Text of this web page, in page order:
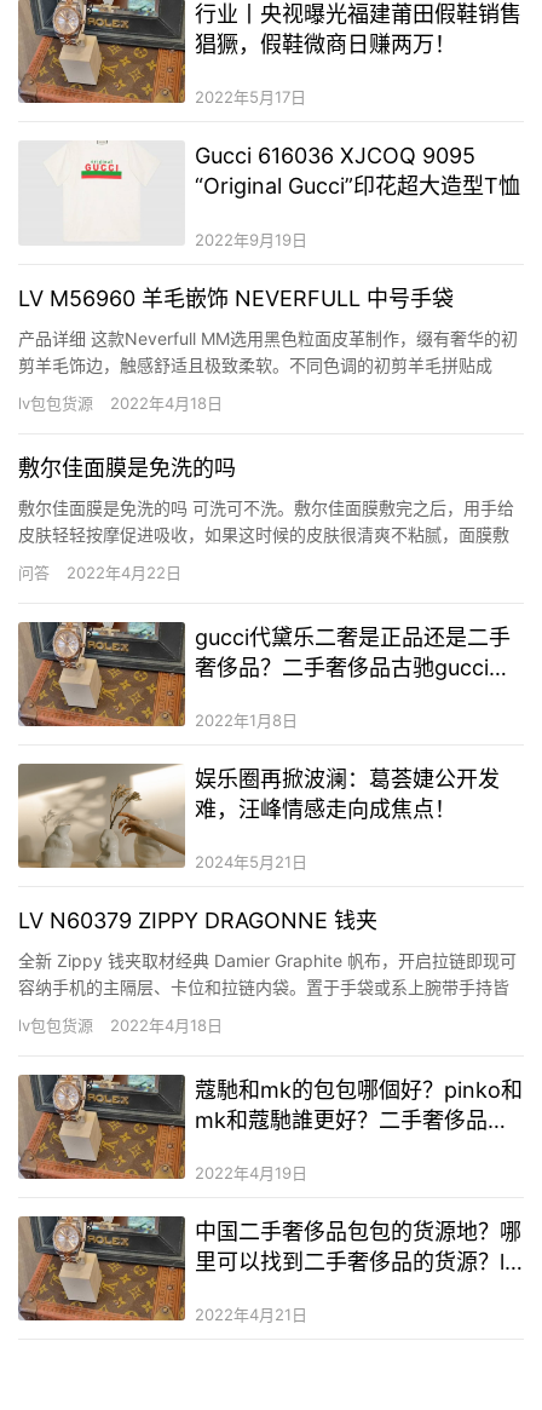
行业丨央视曝光福建莆田假鞋销售
猖獗，假鞋微商日赚两万！
2022年5月17日
Gucci 616036 XJCOQ 9095
“Original Gucci”印花超大造型T恤
2022年9月19日
LV M56960 羊毛嵌饰 NEVERFULL 中号手袋
产品详细 这款Neverfull MM选用黑色粒面皮革制作，缀有奢华的初
剪羊毛饰边，触感舒适且极致柔软。不同色调的初剪羊毛拼贴成
Monogram花卉图案和lv Initials标志，袋身设计宽敞，用途多变，
收紧侧面绑带便摇身一变为时尚的都市手袋，可作肩背或臂挽携
lv包包货源 2022年4月18日
敷尔佳面膜是免洗的吗
敷尔佳面膜是免洗的吗 可洗可不洗。敷尔佳面膜敷完之后，用手给
皮肤轻轻按摩促进吸收，如果这时候的皮肤很清爽不粘腻，面膜敷
完之后是可以不清洗的，如果敷完面膜之后，面膜上还是有很多精
华，并且感觉还有一些粘腻，这时候建议用清水给皮肤清洗一下，
问答 2022年4月22日
gucci代黛乐二奢是正品还是二手
奢侈品？二手奢侈品古驰gucci包
2022年1月8日
娱乐圈再掀波澜：葛荟婕公开发
难，汪峰情感走向成焦点！
2024年5月21日
LV N60379 ZIPPY DRAGONNE 钱夹
全新 Zippy 钱夹取材经典 Damier Graphite 帆布，开启拉链即现可
容纳手机的主隔层、卡位和拉链内袋。置于手袋或系上腕带手持皆
宜，为摩登生活提供实用之选。 详细特征 19 x 11 x 3.5 厘米 (长度
x 高 x 宽) Damier Graphite 涂层帆布 牛皮…
lv包包货源 2022年4月18日
蔻馳和mk的包包哪個好？pinko和
mk和蔻馳誰更好？二手奢侈品二
2022年4月19日
中国二手奢侈品包包的货源地？哪
里可以找到二手奢侈品的货源？lv
2022年4月21日